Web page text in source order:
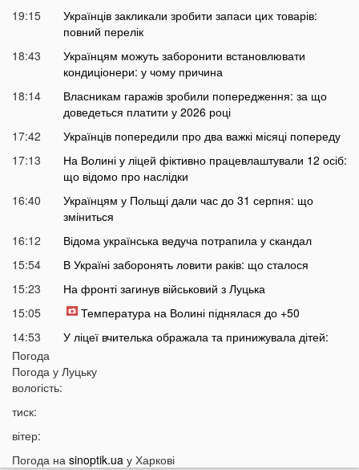
19:15
Українців закликали зробити запаси цих товарів:
повний перелік
18:43
Українцям можуть заборонити встановлювати
кондиціонери: у чому причина
18:14
Власникам гаражів зробили попередження: за що
доведеться платити у 2026 році
17:42
Українців попередили про два важкі місяці попереду
17:13
На Волині у ліцей фіктивно працевлаштували 12 осіб:
що відомо про наслідки
16:40
Українцям у Польщі дали час до 31 серпня: що
зміниться
16:12
Відома українська ведуча потрапила у скандал
15:54
В Україні заборонять ловити раків: що сталося
15:23
На фронті загинув військовий з Луцька
15:05
Температура на Волині піднялася до +50
14:53
У ліцеї вчителька ображала та принижувала дітей:
14:26
У Польщі підлітки розпилили пекучу речовину на 14-
14:10
13:38
Жителів українських міст закликають не виходити
Погода
Погода у Луцьку
вологість:
тиск:
вітер:
Погода на sinoptik.ua у Харкові